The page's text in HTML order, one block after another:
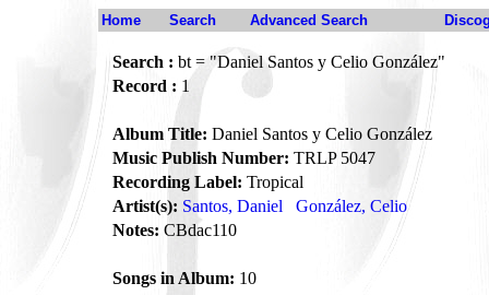
Home Search Advanced Search
Search : bt = "Daniel Santos y Celio González"
Record : 1
Album Title: Daniel Santos y Celio González
Music Publish Number: TRLP 5047
Recording Label: Tropical
Artist(s): Santos, Daniel
González, Celio
Notes: CBdac110
Songs in Album: 10